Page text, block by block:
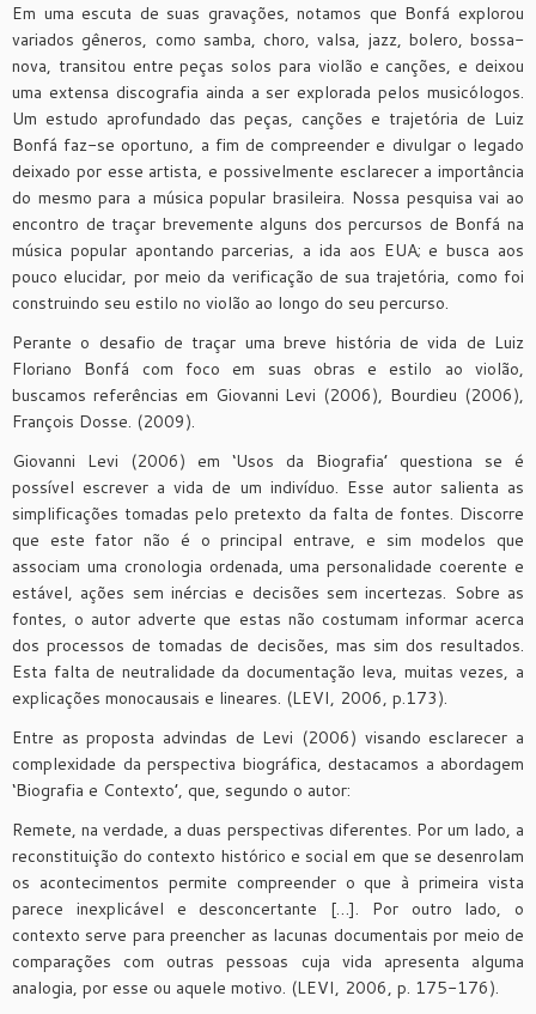
Em uma escuta de suas gravações, notamos que Bonfá explorou
variados gêneros, como samba, choro, valsa, jazz, bolero, bossa-
nova, transitou entre peças solos para violão e canções, e deixou
uma extensa discografia ainda a ser explorada pelos musicólogos.
Um estudo aprofundado das peças, canções e trajetória de Luiz
Bonfá faz-se oportuno, a fim de compreender e divulgar o legado
deixado por esse artista, e possivelmente esclarecer a importância
do mesmo para a música popular brasileira. Nossa pesquisa vai ao
encontro de traçar brevemente alguns dos percursos de Bonfá na
música popular apontando parcerias, a ida aos EUA; e busca aos
pouco elucidar, por meio da verificação de sua trajetória, como foi
construindo seu estilo no violão ao longo do seu percurso.
Perante o desafio de traçar uma breve história de vida de Luiz
Floriano Bonfá com foco em suas obras e estilo ao violão,
buscamos referências em Giovanni Levi (2006), Bourdieu (2006),
François Dosse. (2009).
Giovanni Levi (2006) em ‘Usos da Biografia’ questiona se é
possível escrever a vida de um indivíduo. Esse autor salienta as
simplificações tomadas pelo pretexto da falta de fontes. Discorre
que este fator não é o principal entrave, e sim modelos que
associam uma cronologia ordenada, uma personalidade coerente e
estável, ações sem inércias e decisões sem incertezas. Sobre as
fontes, o autor adverte que estas não costumam informar acerca
dos processos de tomadas de decisões, mas sim dos resultados.
Esta falta de neutralidade da documentação leva, muitas vezes, a
explicações monocausais e lineares. (LEVI, 2006, p.173).
Entre as proposta advindas de Levi (2006) visando esclarecer a
complexidade da perspectiva biográfica, destacamos a abordagem
‘Biografia e Contexto’, que, segundo o autor:
Remete, na verdade, a duas perspectivas diferentes. Por um lado, a
reconstituição do contexto histórico e social em que se desenrolam
os acontecimentos permite compreender o que à primeira vista
parece inexplicável e desconcertante […]. Por outro lado, o
contexto serve para preencher as lacunas documentais por meio de
comparações com outras pessoas cuja vida apresenta alguma
analogia, por esse ou aquele motivo. (LEVI, 2006, p. 175-176).